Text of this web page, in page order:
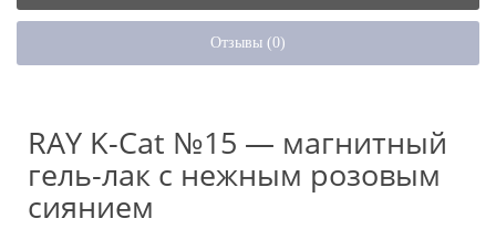
Отзывы (0)
RAY K-Cat №15 — магнитный
гель-лак с нежным розовым
сиянием